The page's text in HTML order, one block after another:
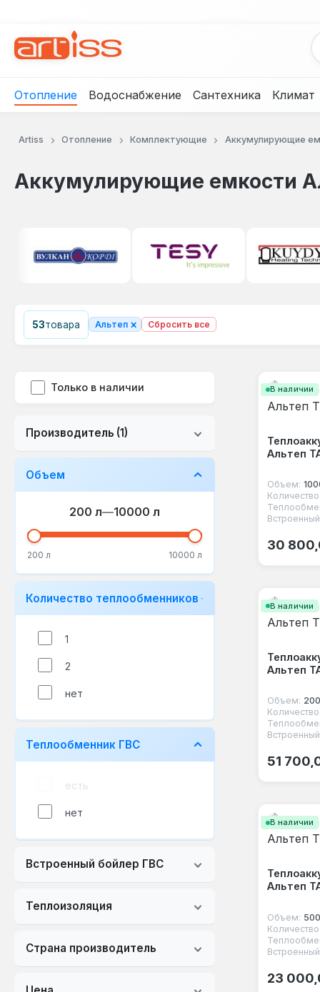
Отопление Водоснабжение Сантехника Климат
Artiss Отопление Комплектующие Аккумулирующие
Аккумулирующие емкости
53товара Альтеп × Сбросить все
Только в наличии
Производитель (1)
Объем
200 л—10000 л
200 л 10000 л
Количество теплообменников
1
2
нет
Теплообменник ГВС
есть
нет
Встроенный бойлер ГВС
Теплоизоляция
Страна производитель
В наличии
Альтеп
Объем:
Обычная
30
В наличии
Альтеп
Объем:
Обычная
51
В наличии
Альтеп
Объем:
Обычная
23